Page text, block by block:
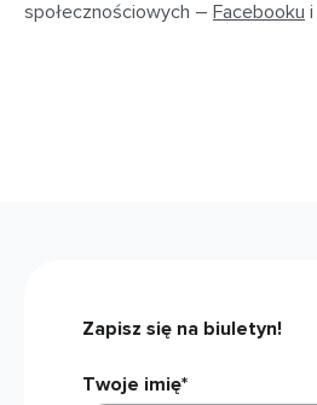
społecznościowych – Facebooku i
Zapisz się na biuletyn!
Twoje imię*